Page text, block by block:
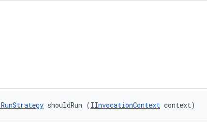
shouldRun (IInvocationContext context)